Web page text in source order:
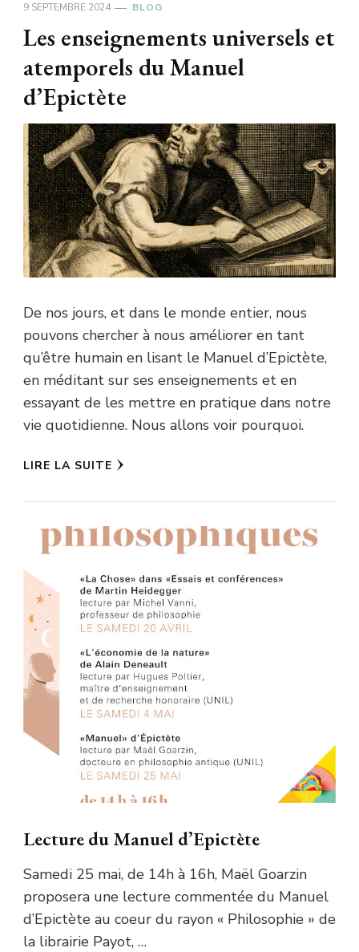
9 SEPTEMBRE 2024 BLOG
Les enseignements universels et
atemporels du Manuel
d’Epictète
De nos jours, et dans le monde entier, nous
pouvons chercher à nous améliorer en tant
qu’être humain en lisant le Manuel d’Epictète,
en méditant sur ses enseignements et en
essayant de les mettre en pratique dans notre
vie quotidienne. Nous allons voir pourquoi.
LIRE LA SUITE
Lecture du Manuel d’Epictète
Samedi 25 mai, de 14h à 16h, Maël Goarzin
proposera une lecture commentée du Manuel
d’Epictète au coeur du rayon « Philosophie » de
la librairie Payot, …